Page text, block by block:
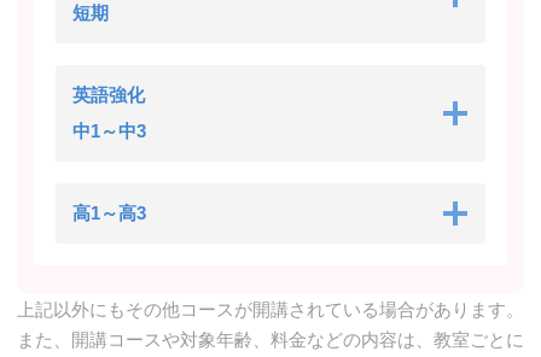
短期
英語強化
中1～中3
高1～高3
上記以外にもその他コースが開講されている場合があります。
また、開講コースや対象年齢、料金などの内容は、教室ごとに